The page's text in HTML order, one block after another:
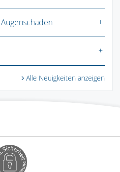
Alle Neuigkeiten anzeigen